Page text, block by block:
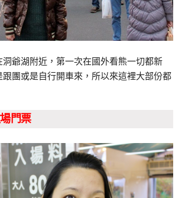
洞爺湖附近，第一次在國外看熊一切都新
團或是自行開車來，所以來這裡大部份都
門票